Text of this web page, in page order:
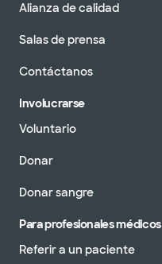
Alianza de calidad
Salas de prensa
Contáctanos
Involucrarse
Voluntario
Donar
Donar sangre
Para profesionales médicos
Referir a un paciente